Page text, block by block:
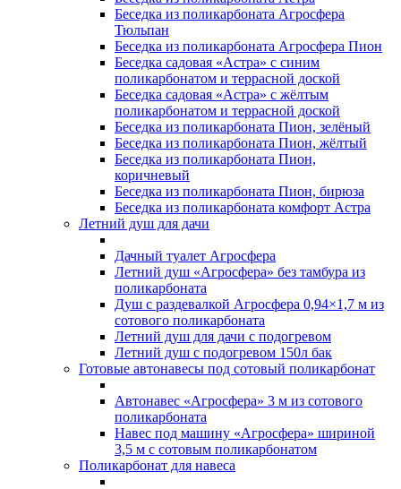
Беседка из поликарбоната Агросфера
Тюльпан
Беседка из поликарбоната Агросфера Пион
Беседка садовая «Астра» с синим
поликарбонатом и террасной доской
Беседка садовая «Астра» с жёлтым
поликарбонатом и террасной доской
Беседка из поликарбоната Пион, зелёный
Беседка из поликарбоната Пион, жёлтый
Беседка из поликарбоната Пион,
коричневый
Беседка из поликарбоната Пион, бирюза
Беседка из поликарбоната комфорт Астра
Летний душ для дачи
Дачный туалет Агросфера
Летний душ «Агросфера» без тамбура из
поликарбоната
Душ с раздевалкой Агросфера 0,94×1,7 м из
сотового поликарбоната
Летний душ для дачи с подогревом
Летний душ с подогревом 150л бак
Готовые автонавесы под сотовый поликарбонат
Автонавес «Агросфера» 3 м из сотового
поликарбоната
Навес под машину «Агросфера» шириной
3,5 м с сотовым поликарбонатом
Поликарбонат для навеса